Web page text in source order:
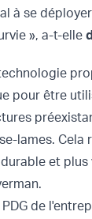
à se
», a-t-elle
pour être
lames. Cela
et
de